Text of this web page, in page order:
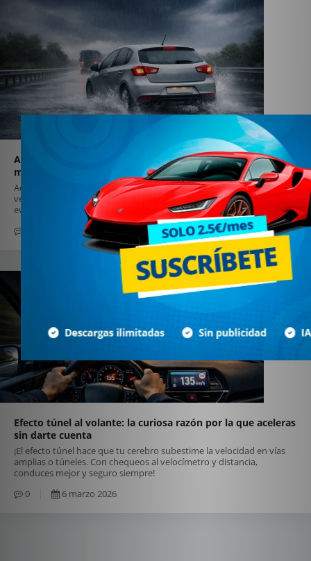
Aquaplaning: cuando el coche “flota” y la carretera deja de
mandar
Aquaplaning: el coche pierde contacto por una película de agua. La
velocidad, el dibujo y la presión influyen. Con prevención y calma, lo
evitas.
12 marzo 2026
Efecto túnel al volante: la curiosa razón por la que aceleras
sin darte cuenta
¡El efecto túnel hace que tu cerebro subestime la velocidad en vías
amplias o túneles. Con chequeos al velocímetro y distancia,
conduces mejor y seguro siempre!
0
6 marzo 2026